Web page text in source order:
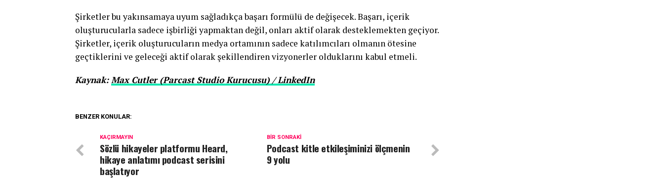
Şirketler bu yakınsamaya uyum sağladıkça başarı formülü de değişecek. Başarı, içerik
oluşturucularla sadece işbirliği yapmaktan değil, onları aktif olarak desteklemekten geçiyor.
Şirketler, içerik oluşturucuların medya ortamının sadece katılımcıları olmanın ötesine
geçtiklerini ve geleceği aktif olarak şekillendiren vizyonerler olduklarını kabul etmeli.
Kaynak:Max Cutler (Parcast Studio Kurucusu) / LinkedIn
BENZER KONULAR:
BIR SONRAKI
Podcast kitle etkileşiminizi ölçmenin
9 yolu
KAÇIRMAYIN
Sözlü hikayeler platformu Heard,
hikaye anlatımı podcast serisini
başlatıyor